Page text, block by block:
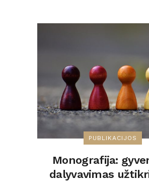
PUBLIKACIJOS
Monografija:
dalyvavimas